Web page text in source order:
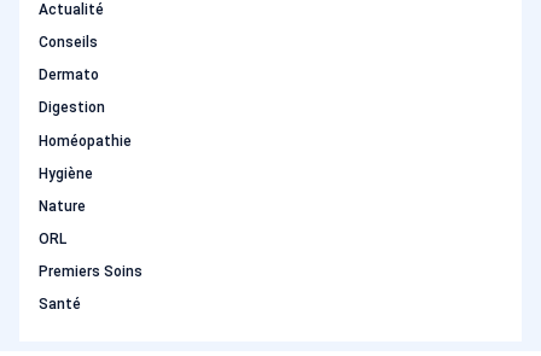
Actualité
Conseils
Dermato
Digestion
Homéopathie
Hygiène
Nature
ORL
Premiers Soins
Santé